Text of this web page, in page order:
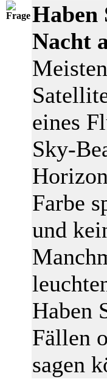
Haben
Nacht
eines
Sky-
Farbe
und
Haben
Fällen
sagen